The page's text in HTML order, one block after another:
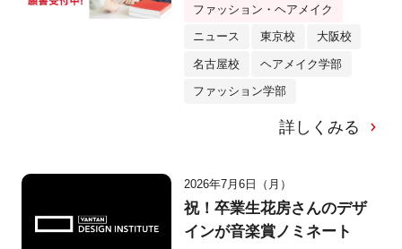
ファッション・ヘアメイク
ニュース 東京校 大阪校
名古屋校 ヘアメイク学部
ファッション学部
詳しくみる
2026年7月6日（月）
祝！卒業生花房さんのデザ
インが音楽賞ノミネート